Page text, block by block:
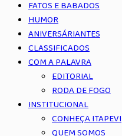
FATOS E BABADOS
HUMOR
ANIVERSÁRIANTES
CLASSIFICADOS
COM A PALAVRA
EDITORIAL
RODA DE FOGO
INSTITUCIONAL
CONHEÇA ITAPEVI
QUEM SOMOS